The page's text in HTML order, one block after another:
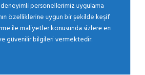
personellerimiz uygulama
özelliklerine uygun bir şekilde keşif
ile maliyetler konusunda sizlere en
güvenilir bilgileri vermektedir.